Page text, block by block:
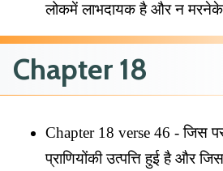
लोकमें लाभदायक है और न मरनेके
Chapter 18
Chapter 18 verse 46 - जिस
प्राणियोंकी उत्पत्ति हुई है और